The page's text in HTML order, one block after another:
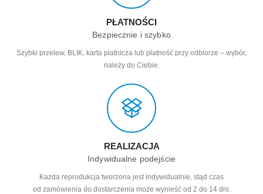
PŁATNOŚCI
Bezpiecznie i szybko
Szybki przelew, BLIK, karta płatnicza lub płatność przy odbiorze – wybór,
należy do Ciebie.
REALIZACJA
Indywidualne podejście
Każda reprodukcja tworzona jest indywidualnie, stąd czas
od zamówienia do dostarczenia może wynieść od 2 do 14 dni.